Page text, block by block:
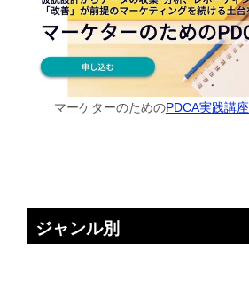
マーケターのためのPDCA実践講座
ジャンル別